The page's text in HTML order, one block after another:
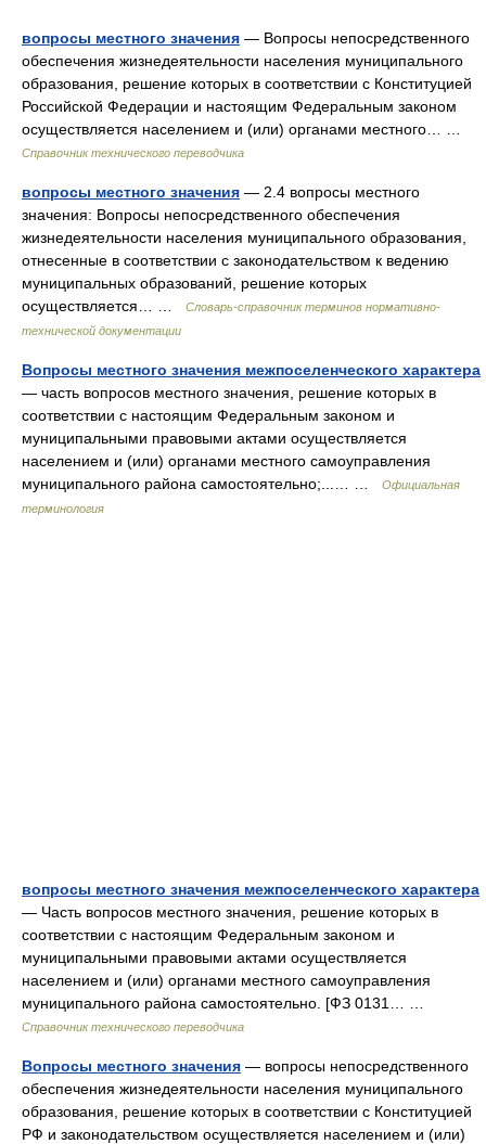
вопросы местного значения — Вопросы непосредственного
обеспечения жизнедеятельности населения муниципального
образования, решение которых в соответствии с Конституцией
Российской Федерации и настоящим Федеральным законом
осуществляется населением и (или) органами местного… …
Справочник технического переводчика
вопросы местного значения — 2.4 вопросы местного
значения: Вопросы непосредственного обеспечения
жизнедеятельности населения муниципального образования,
отнесенные в соответствии с законодательством к ведению
муниципальных образований, решение которых
осуществляется… …
Словарь-справочник терминов нормативно-
технической документации
Вопросы местного значения межпоселенческого характера
— часть вопросов местного значения, решение которых в
соответствии с настоящим Федеральным законом и
муниципальными правовыми актами осуществляется
населением и (или) органами местного самоуправления
муниципального района самостоятельно;...… …
Официальная
терминология
вопросы местного значения межпоселенческого характера
— Часть вопросов местного значения, решение которых в
соответствии с настоящим Федеральным законом и
муниципальными правовыми актами осуществляется
населением и (или) органами местного самоуправления
муниципального района самостоятельно. [ФЗ 0131… …
Справочник технического переводчика
Вопросы местного значения — вопросы непосредственного
обеспечения жизнедеятельности населения муниципального
образования, решение которых в соответствии с Конституцией
РФ и законодательством осуществляется населением и (или)